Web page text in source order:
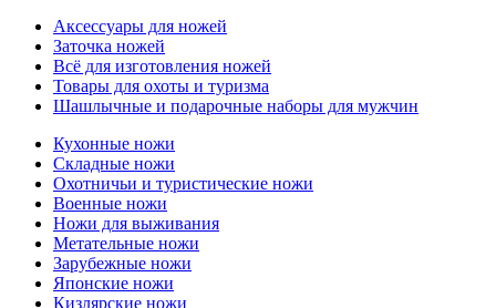
Аксессуары для ножей
Заточка ножей
Всё для изготовления ножей
Товары для охоты и туризма
Шашлычные и подарочные наборы для мужчин
Кухонные ножи
Складные ножи
Охотничьи и туристические ножи
Военные ножи
Ножи для выживания
Метательные ножи
Зарубежные ножи
Японские ножи
Кизлярские ножи